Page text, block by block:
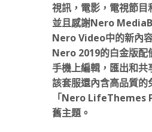
視訊，電影，電視節目
並且感謝Nero
Nero Video中的新內
Nero 2019的白金版配
手機上編輯，匯出和共
該套服還內含高品質的
「Nero LifeThemes
舊主題。